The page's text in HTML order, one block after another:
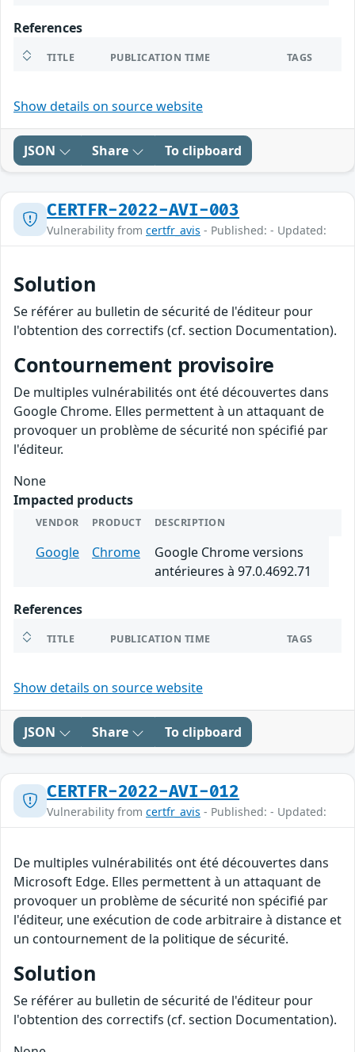
References
TITLE PUBLICATION TIME TAGS
Show details on source website
JSON Share To clipboard
CERTFR-2022-AVI-003
Vulnerability from certfr_avis - Published: - Updated:
Solution
Se référer au bulletin de sécurité de l'éditeur pour
l'obtention des correctifs (cf. section Documentation).
Contournement provisoire
De multiples vulnérabilités ont été découvertes dans
Google Chrome. Elles permettent à un attaquant de
provoquer un problème de sécurité non spécifié par
l'éditeur.
None
Impacted products
VENDOR PRODUCT DESCRIPTION
Google Chrome
Google Chrome versions
antérieures à 97.0.4692.71
References
TITLE PUBLICATION TIME TAGS
Show details on source website
JSON Share To clipboard
CERTFR-2022-AVI-012
Vulnerability from certfr_avis - Published: - Updated:
De multiples vulnérabilités ont été découvertes dans
Microsoft Edge. Elles permettent à un attaquant de
provoquer un problème de sécurité non spécifié par
l'éditeur, une exécution de code arbitraire à distance et
un contournement de la politique de sécurité.
Solution
Se référer au bulletin de sécurité de l'éditeur pour
l'obtention des correctifs (cf. section Documentation).